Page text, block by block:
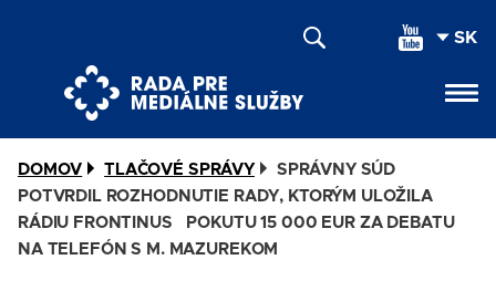
DOMOV TLAČOVÉ SPRÁVY
SPRÁVNY SÚD
POTVRDIL ROZHODNUTIE RADY, KTORÝM ULOŽILA
RÁDIU FRONTINUS POKUTU 15 000 EUR ZA DEBATU
NA TELEFÓN S M. MAZUREKOM